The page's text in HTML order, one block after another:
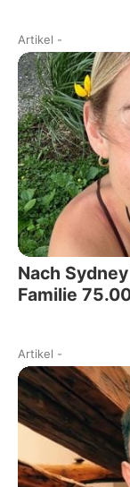
Artikel -
Nach
Familie
Artikel -